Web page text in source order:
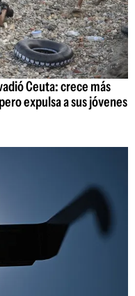
Ceuta: crece más
expulsa a sus jóvenes